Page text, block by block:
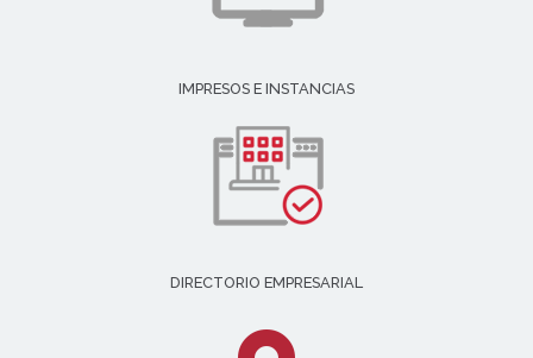
IMPRESOS E INSTANCIAS
DIRECTORIO EMPRESARIAL